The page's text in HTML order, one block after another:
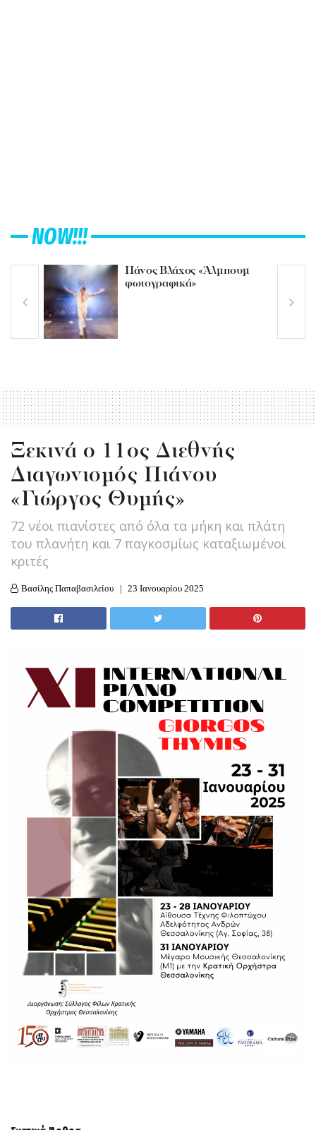
NOW!!!
Πάνος Βλάχος «Άλμπουμ
φωτογραφικά»
Ξεκινά ο 11ος Διεθνής
Διαγωνισμός Πιάνου
«Γιώργος Θυμής»
72 νέοι πιανίστες από όλα τα μήκη και πλάτη
του πλανήτη και 7 παγκοσμίως καταξιωμένοι
κριτές
Βασίλης Παπαβασιλείου 23 Ιανουαρίου 2025